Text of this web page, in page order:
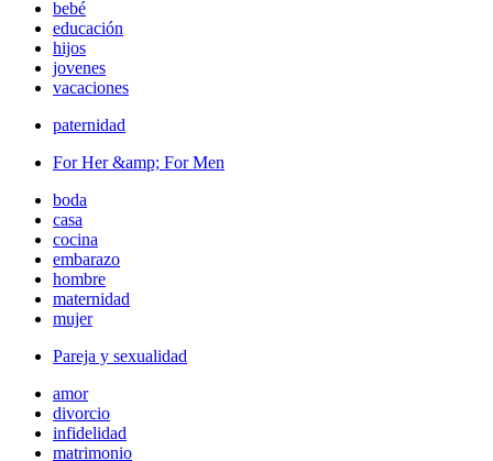
bebé
educación
hijos
jovenes
vacaciones
paternidad
For Her &amp; For Men
boda
casa
cocina
embarazo
hombre
maternidad
mujer
Pareja y sexualidad
amor
divorcio
infidelidad
matrimonio